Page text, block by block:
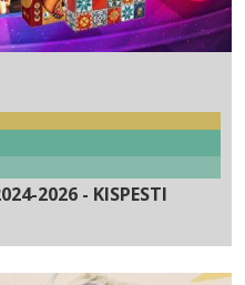
2026 - KISPESTI